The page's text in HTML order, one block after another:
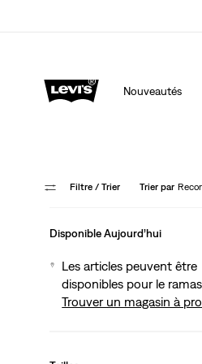
40 % DE
Nouveautés
Filtre / Trier Trier par
Disponible Aujourd’hui
Les articles peuvent être
disponibles pour le
Trouver un magasin à